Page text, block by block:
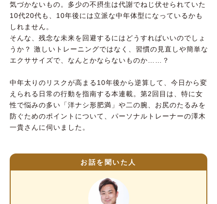
気づかないもの。多少の不摂生は代謝でねじ伏せられていた
10代20代も、10年後には立派な中年体型になっているかも
しれません。
そんな、残念な未来を回避するにはどうすればいいのでしょ
うか？ 激しいトレーニングではなく、習慣の見直しや簡単な
エクササイズで、なんとかならないものか……？
中年太りのリスクが高まる10年後から逆算して、今日から変
えられる日常の行動を指南する本連載。第2回目は、特に女
性で悩みの多い「洋ナシ形肥満」や二の腕、お尻のたるみを
防ぐためのポイントについて、パーソナルトレーナーの澤木
一貴さんに伺いました。
お話を聞いた人